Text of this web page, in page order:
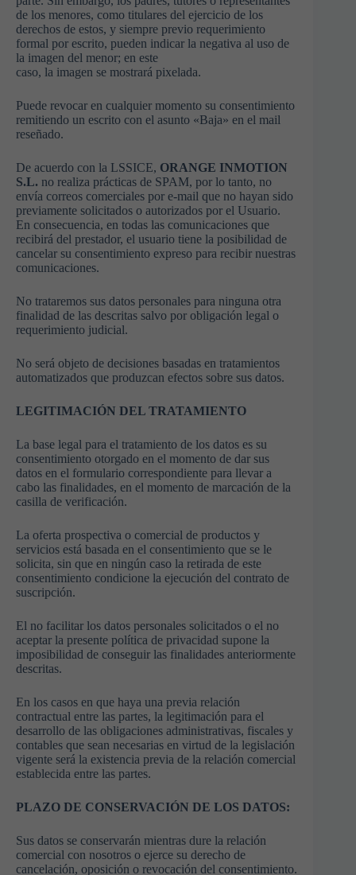
de los menores, como titulares del ejercicio de los
derechos de estos, y siempre previo requerimiento
formal por escrito, pueden indicar la negativa al uso de
la imagen del menor; en este
caso, la imagen se mostrará pixelada.
Puede revocar en cualquier momento su consentimiento
remitiendo un escrito con el asunto «Baja» en el mail
reseñado.
De acuerdo con la LSSICE, ORANGE INMOTION
S.L. no realiza prácticas de SPAM, por lo tanto, no
envía correos comerciales por e-mail que no hayan sido
previamente solicitados o autorizados por el Usuario.
En consecuencia, en todas las comunicaciones que
recibirá del prestador, el usuario tiene la posibilidad de
cancelar su consentimiento expreso para recibir nuestras
comunicaciones.
No trataremos sus datos personales para ninguna otra
finalidad de las descritas salvo por obligación legal o
requerimiento judicial.
No será objeto de decisiones basadas en tratamientos
automatizados que produzcan efectos sobre sus datos.
LEGITIMACIÓN DEL TRATAMIENTO
La base legal para el tratamiento de los datos es su
consentimiento otorgado en el momento de dar sus
datos en el formulario correspondiente para llevar a
cabo las finalidades, en el momento de marcación de la
casilla de verificación.
La oferta prospectiva o comercial de productos y
servicios está basada en el consentimiento que se le
solicita, sin que en ningún caso la retirada de este
consentimiento condicione la ejecución del contrato de
suscripción.
El no facilitar los datos personales solicitados o el no
aceptar la presente política de privacidad supone la
imposibilidad de conseguir las finalidades anteriormente
descritas.
En los casos en que haya una previa relación
contractual entre las partes, la legitimación para el
desarrollo de las obligaciones administrativas, fiscales y
contables que sean necesarias en virtud de la legislación
vigente será la existencia previa de la relación comercial
establecida entre las partes.
PLAZO DE CONSERVACIÓN DE LOS DATOS:
Sus datos se conservarán mientras dure la relación
comercial con nosotros o ejerce su derecho de
cancelación, oposición o revocación del consentimiento.